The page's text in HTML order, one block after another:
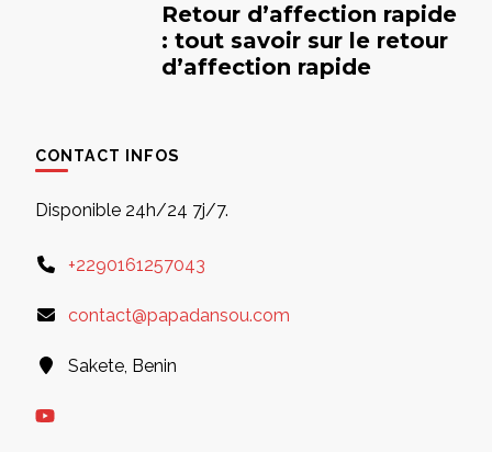
Retour d’affection rapide
: tout savoir sur le retour
d’affection rapide
CONTACT INFOS
Disponible 24h/24 7j/7.
+2290161257043
contact@papadansou.com
Sakete, Benin